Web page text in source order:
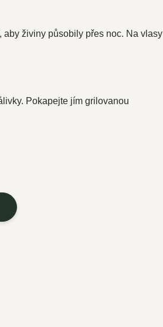
živiny působily přes noc. Na vlasy
Pokapejte jím grilovanou